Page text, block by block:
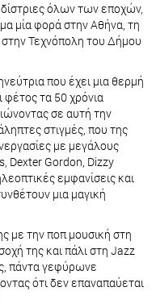
όλων των εποχών,
μία φορά στην Αθήνα, τη
στην Τεχνόπολη του Δήμου
που έχει μια θερμή
φέτος τα 50 χρόνια
σε αυτή την
στιγμές, που της
με μεγάλους
Dexter Gordon, Dizzy
εμφανίσεις και
μια μαγική
με την ποπ μουσική στη
της και πάλι στη Jazz
πάντα γεφύρωνε
ότι δεν επαναπαύεται